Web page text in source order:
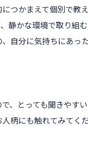
つかまえて個別で教
静かな環境で取り組
自分に気持ちにあっ
、とっても聞きやすい
柄にも触れてみてくだ